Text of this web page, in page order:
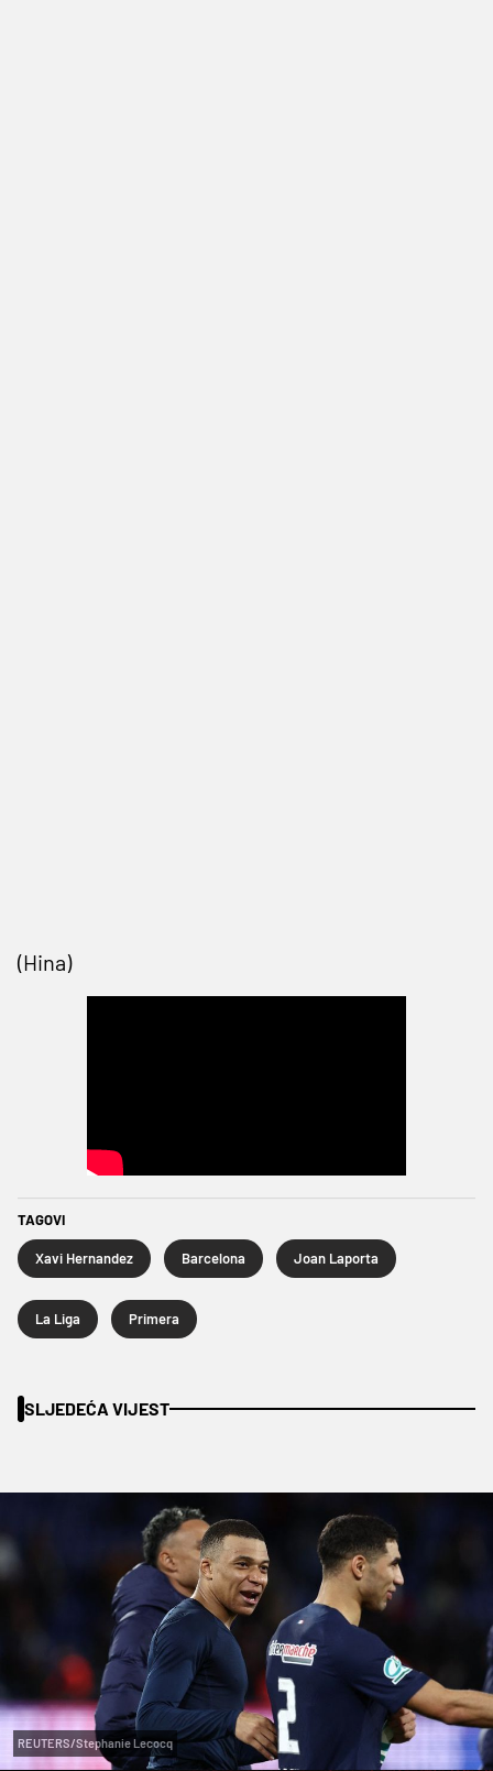
(Hina)
TAGOVI
Xavi Hernandez Barcelona Joan Laporta
La Liga Primera
SLJEDEĆA VIJEST
REUTERS/Stephanie Lecocq